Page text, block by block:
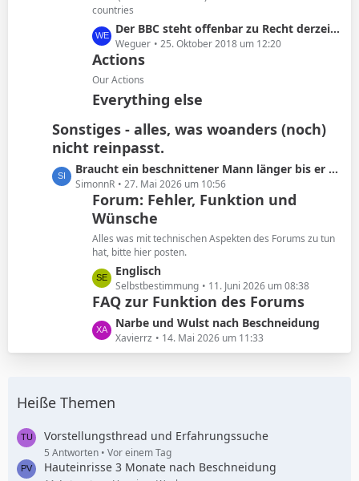
countries
L
e
t
z
t
e
B
e
i
t
r
ä
g
e
Der BBC steht offenbar zu Recht derzeit in der Kritik
Weguer 25. Oktober 2018 um 12:20
Actions
Our Actions
Everything else
Sonstiges - alles, was woanders (noch)
nicht reinpasst.
L
e
Braucht ein beschnittener Mann länger bis er kommt oder ist das Schwachsinn?
SimonnR 27. Mai 2026 um 10:56
Forum: Fehler, Funktion und
Wünsche
Alles was mit technischen Aspekten des Forums zu tun
hat, bitte hier posten.
L
e
t
z
t
e
i
r
ä
g
Englisch
Selbstbestimmung 11. Juni 2026 um 08:38
FAQ zur Funktion des Forums
L
e
t
e
e
i
t
Narbe und Wulst nach Beschneidung
Xavierrz 14. Mai 2026 um 11:33
Heiße Themen
Vorstellungsthread und Erfahrungssuche
5 Antworten Vor einem Tag
Hauteinrisse 3 Monate nach Beschneidung